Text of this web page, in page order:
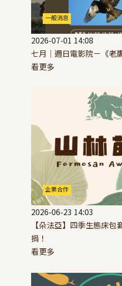
一般消息
2026-07-01 14:08
七月｜週日電影院－《老
看更多
企業合作
2026-06-23 14:03
【朵法亞】四季生態床
捐！
看更多